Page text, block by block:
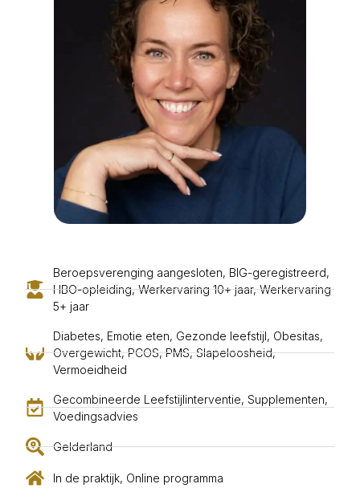
Beroepsverenging aangesloten, BIG-geregistreerd,
HBO-opleiding,Werkervaring 10+ jaar,Werkervaring
5+ jaar
Diabetes, Emotie eten, Gezonde leefstijl, Obesitas,
Overgewicht,PCOS,PMS,Slapeloosheid,
Vermoeidheid
Gecombineerde Leefstijlinterventie,Supplementen,
Voedingsadvies
Gelderland
In de praktijk, Online programma